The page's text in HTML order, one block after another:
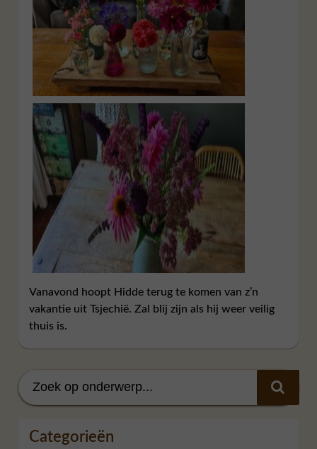
Vanavond hoopt Hidde terug te komen van z’n
vakantie uit Tsjechië. Zal blij zijn als hij weer veilig
thuis is.
Categorieën